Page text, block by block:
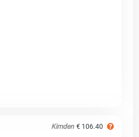
Kimden € 106.40